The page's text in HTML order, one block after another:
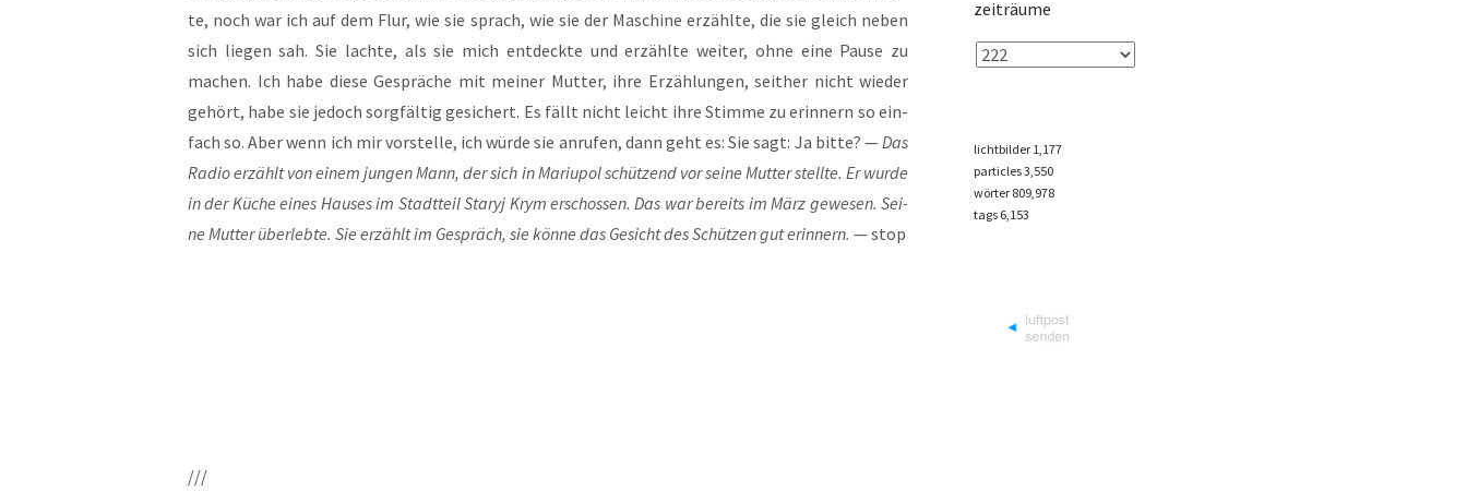
te, noch war ich auf dem Flur, wie sie sprach, wie sie der Maschi­ne erzähl­te, die sie gleich neben
sich lie­gen sah. Sie lach­te, als sie mich ent­deck­te und erzähl­te wei­ter, ohne eine Pau­se zu
machen. Ich habe die­se Gesprä­che mit mei­ner Mut­ter, ihre Erzäh­lun­gen, seit­her nicht wie­der
gehört, habe sie jedoch sorg­fäl­tig gesi­chert. Es fällt nicht leicht ihre Stim­me zu erin­nern so ein­
fach so. Aber wenn ich mir vor­stel­le, ich wür­de sie anru­fen, dann geht es: Sie sagt: Ja bit­te? — Das
Radio erzählt von einem jun­gen Mann, der sich in Mariu­pol schüt­zend vor sei­ne Mut­ter stell­te. Er wur­de
in der Küche eines Hau­ses im Stadt­teil Sta­ryj Krym erschos­sen. Das war bereits im März gewe­sen. Sei­
ne Mut­ter über­leb­te. Sie erzählt im Gespräch, sie kön­ne das Gesicht des Schüt­zen gut erin­nern. — stop
///
zeiträume
lichtbilder 1,177
particles3,550
wörter 809,978
tags 6,153